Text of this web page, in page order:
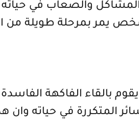
والصعاب في حياته
يمر بمرحلة طويلة من
بالقاء الفاكهة
المتكررة في حياته وان